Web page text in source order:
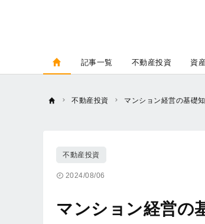
記事一覧 不動産投資 資
不動産投資 マンション経営の基礎
不動産投資
2024/08/06
マンション経営の